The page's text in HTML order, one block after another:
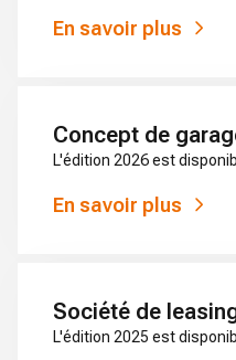
En savoir plus
Concept de
L'édition 2026 est
En savoir plus
Société de
L'édition 2025 est